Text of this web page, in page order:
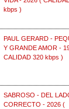
kbps )
PAUL GERARD -
Y GRANDE AMOR -
CALIDAD 320 kbps )
SABROSO - DEL
CORRECTO - 2026 (